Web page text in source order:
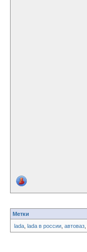
Метки
lada lada в россии автоваз